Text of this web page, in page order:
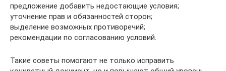
предложение добавить недостающие условия;
уточнение прав и обязанностей сторон;
выделение возможных противоречий;
рекомендации по согласованию условий.
Такие советы помогают не только исправить